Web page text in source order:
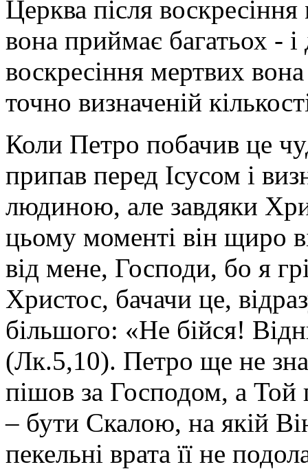
Церква після
вона приймає багатьох -
воскресіння мертвих
точно визначеній
Коли Петро побачив це
припав перед Ісусом і
людиною, але завдяки
цьому моменті він щиро
від мене, Господи, бо я
Христос, бачачи це,
більшого: «Не бійся!
(Лк.5,10). Петро ще не
пішов за Господом, а Той
– бути Скалою, на якій
пекельні врата її не